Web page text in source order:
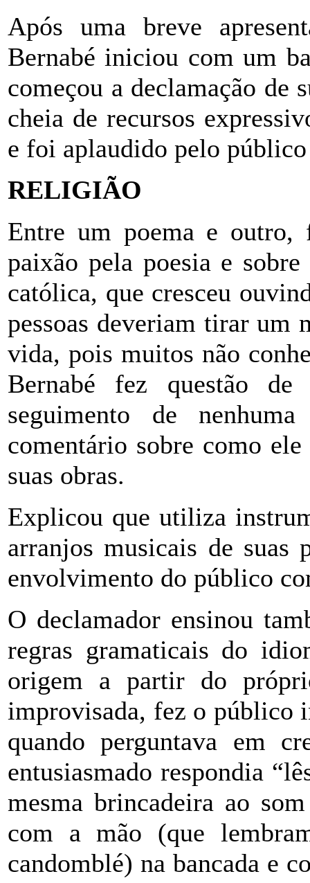
Após uma breve
Bernabé iniciou com um
começou a declamação de
cheia de recursos
e foi aplaudido pelo
RELIGIÃO
Entre um poema e outro,
paixão pela poesia e
católica, que cresceu
pessoas deveriam tirar um
vida, pois muitos não
Bernabé fez questão
seguimento de
comentário sobre como
suas obras.
Explicou que utiliza
arranjos musicais de suas
envolvimento do público
O declamador ensinou
regras gramaticais do
origem a partir do
improvisada, fez o público
quando perguntava em
entusiasmado respondia
mesma brincadeira ao
com a mão (que
candomblé) na bancada e